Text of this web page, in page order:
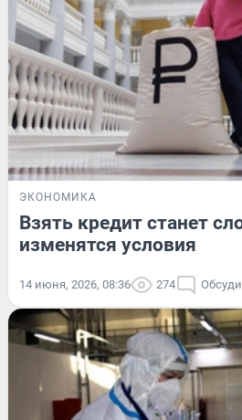
ЭКОНОМИКА
Взять кредит станет
изменятся условия
14 июня, 2026, 08:36 274